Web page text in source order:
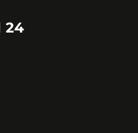
24